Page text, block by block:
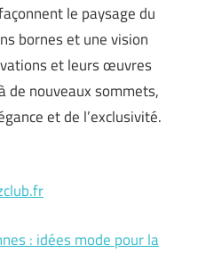
le paysage du
bornes et une vision
et leurs œuvres
de nouveaux sommets,
et de l’exclusivité.
: idées mode pour la